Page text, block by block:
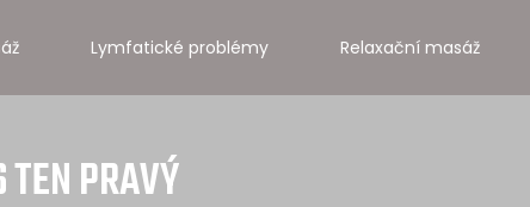
Lymfatické problémy Relaxační masáž
PRAVÝ